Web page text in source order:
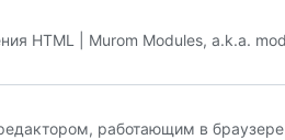
HTML | Murom Modules, a.k.a.
работающим в